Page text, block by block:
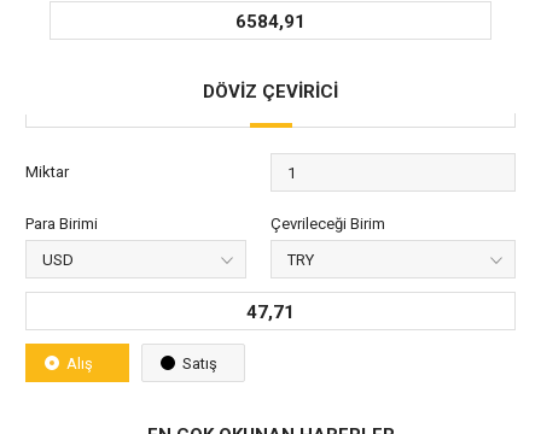
6584,91
DÖVİZ ÇEVİRİCİ
Miktar
Para Birimi Çevrileceği Birim
47,71
Alış Satış